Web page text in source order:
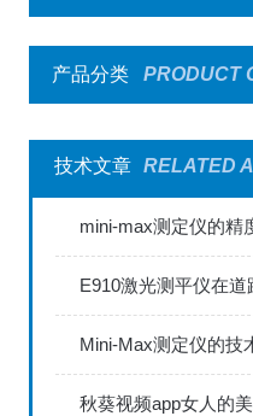
产品分类
PRODUCT
技术文章 RELATED
mini-max测定仪的精
E910激光测平仪在